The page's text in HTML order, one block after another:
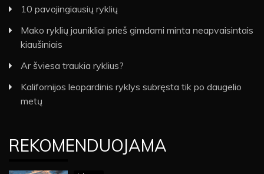
10 pavojingiausių ryklių
Mako ryklių jaunikliai prieš gimdami minta neapvaisintais
kiaušiniais
Ar šviesa traukia ryklius?
Kalifornijos leopardinis ryklys subręsta tik po daugelio
metų
REKOMENDUOJAMA